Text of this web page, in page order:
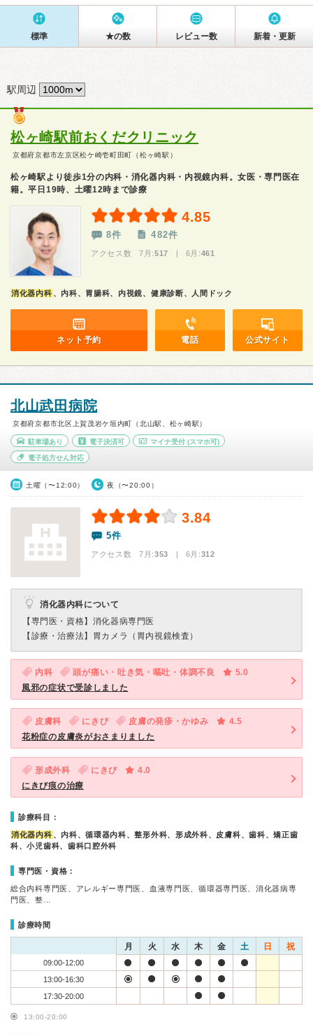
標準 ★の数 レビュー数 新着・更新
駅周辺
松ヶ崎駅前おくだクリニック
京都府京都市左京区松ケ崎壱町田町（松ヶ崎駅）
松ヶ崎駅より徒歩1分の内科・消化器内科・内視鏡内科。女医・専門医在
籍。平日19時、土曜12時まで診療
4.85
8件 482件
アクセス数 7月:517 | 6月:461
消化器内科 、内科、胃腸科、内視鏡、健康診断、人間ドック
ネット予約 電話 公式サイト
北山武田病院
京都府京都市北区上賀茂岩ケ垣内町（北山駅、松ヶ崎駅）
駐車場あり 電子決済可 マイナ受付 (スマホ可)
電子処方せん対応
土曜（〜12:00） 夜（〜20:00）
3.84
5件
アクセス数 7月:353 | 6月:312
消化器内科について
【専門医・資格】 消化器病専門医
【診療・治療法】 胃カメラ（胃内視鏡検査）
内科 頭が痛い・吐き気・嘔吐・体調不良
5.0
風邪の症状で受診しました
皮膚科 にきび 皮膚の発疹・かゆみ
4.5
花粉症の皮膚炎がおさまりました
形成外科 にきび
4.0
にきび痕の治療
診療科目：
消化器内科 、内科、循環器内科、整形外科、形成外科、皮膚科、歯科、矯正歯
科、小児歯科、歯科口腔外科
専門医・資格：
総合内科専門医、アレルギー専門医、血液専門医、循環器専門医、消化器病専
門医、整…
診療時間
月 火 水 木 金 土 日 祝
09:00-12:00
13:00-16:30
17:30-20:00
13:00-20:00